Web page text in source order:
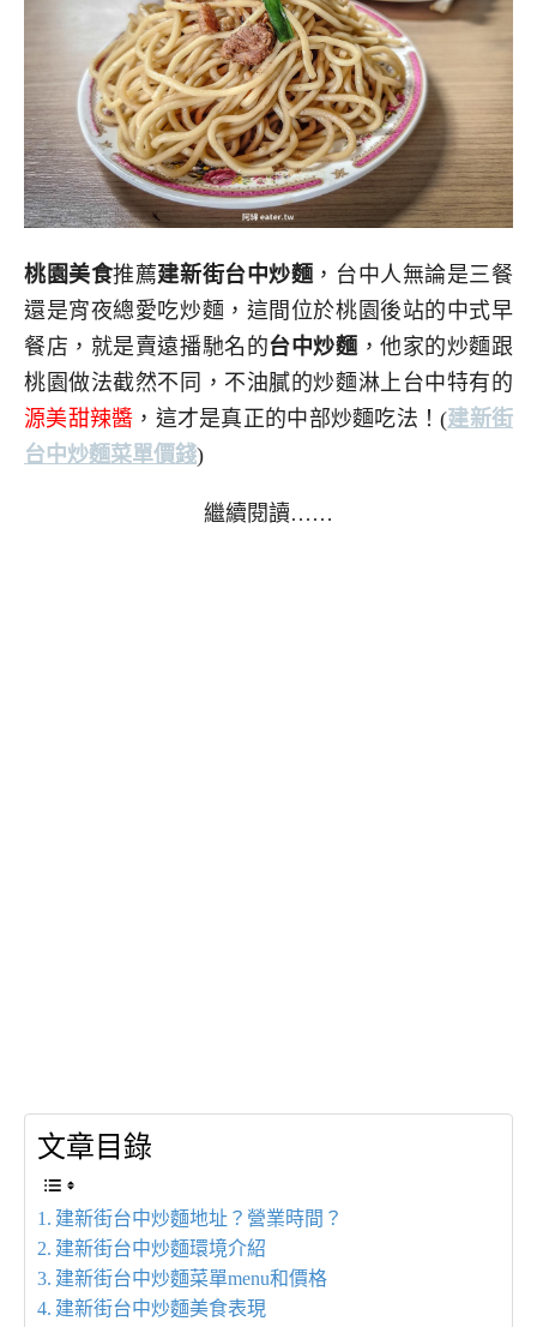
桃園美食推薦建新街台中炒麵 ，台中人無論是三餐
還是宵夜總愛吃炒麵，這間位於桃園後站的中式早
餐店，就是賣遠播馳名的台中炒麵 ，他家的炒麵跟
桃園做法截然不同，不油膩的炒麵淋上台中特有的
源美甜辣醬 ，這才是真正的中部炒麵吃法！(建新街
台中炒麵菜單價錢)
繼續閱讀……
文章目錄
建新街台中炒麵地址？營業時間？
建新街台中炒麵環境介紹
建新街台中炒麵菜單menu和價格
建新街台中炒麵美食表現